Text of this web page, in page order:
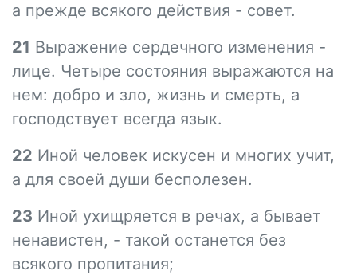
а прежде всякого действия - совет.
21 Выражение сердечного изменения -
лице. Четыре состояния выражаются на
нем: добро и зло, жизнь и смерть, а
господствует всегда язык.
22 Иной человек искусен и многих учит,
а для своей души бесполезен.
23 Иной ухищряется в речах, а бывает
ненавистен, - такой останется без
всякого пропитания;